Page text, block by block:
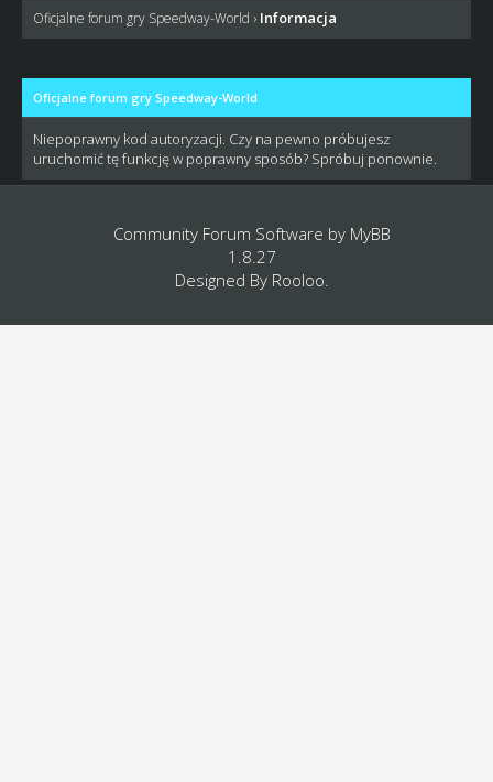
Oficjalne forum gry Speedway-World › Informacja
Oficjalne forum gry Speedway-World
Niepoprawny kod autoryzacji. Czy na pewno próbujesz
uruchomić tę funkcję w poprawny sposób? Spróbuj ponownie.
Community Forum Software by MyBB
1.8.27
Designed By Rooloo.